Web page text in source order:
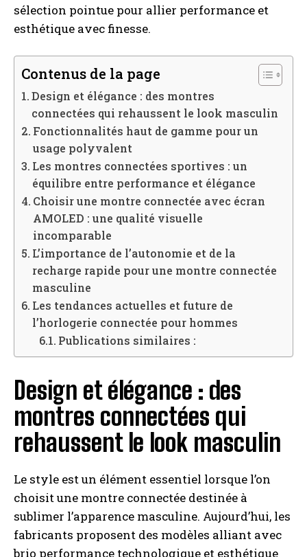
sélection pointue pour allier performance et
esthétique avec finesse.
Contenus de la page
Design et élégance : des montres
connectées qui rehaussent le look masculin
Fonctionnalités haut de gamme pour un
usage polyvalent
Les montres connectées sportives : un
équilibre entre performance et élégance
Choisir une montre connectée avec écran
AMOLED : une qualité visuelle
incomparable
L’importance de l’autonomie et de la
recharge rapide pour une montre connectée
masculine
Les tendances actuelles et future de
l’horlogerie connectée pour hommes
Publications similaires :
Design et élégance : des
montres connectées qui
rehaussent le look masculin
Le style est un élément essentiel lorsque l’on
choisit une montre connectée destinée à
sublimer l’apparence masculine. Aujourd’hui, les
fabricants proposent des modèles alliant avec
brio performance technologique et esthétique